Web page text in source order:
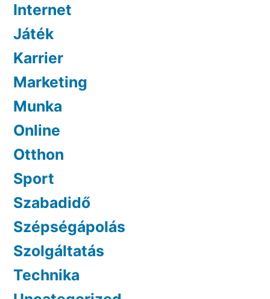
Internet
Játék
Karrier
Marketing
Munka
Online
Otthon
Sport
Szabadidő
Szépségápolás
Szolgáltatás
Technika